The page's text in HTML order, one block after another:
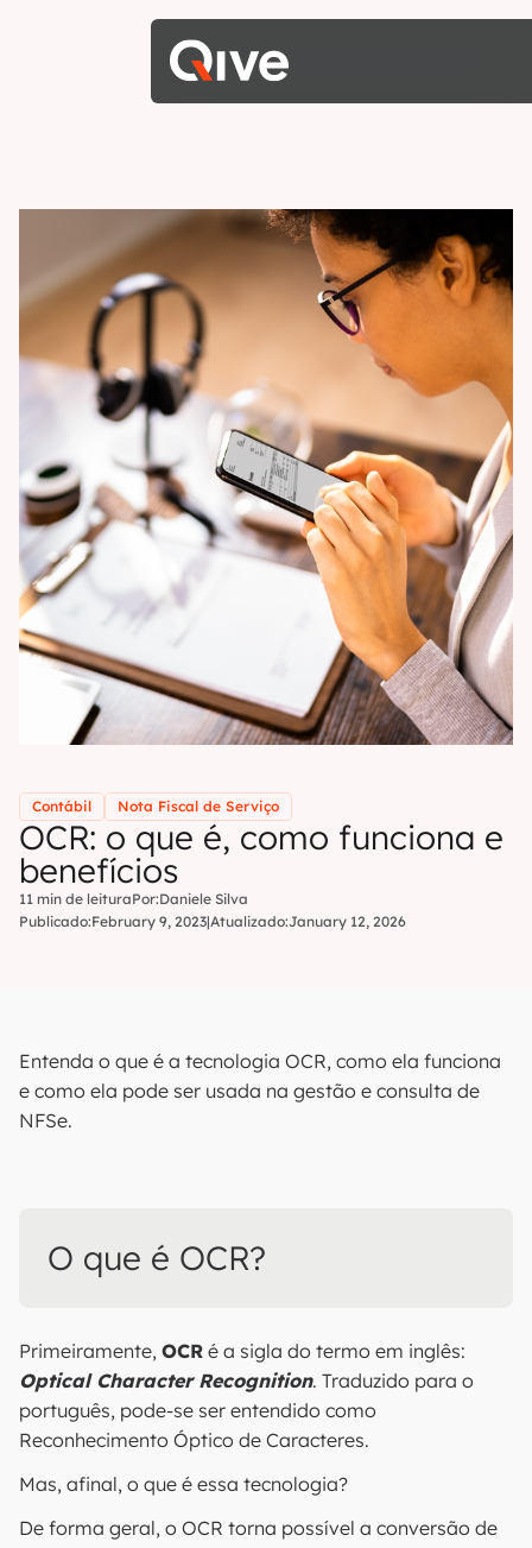
Contábil Nota Fiscal de Serviço
OCR: o que é, como funciona e
benefícios
11 min de leituraPor:Daniele Silva
Publicado:February 9, 2023|Atualizado:January 12, 2026
Entenda o que é a tecnologia OCR, como ela funciona
e como ela pode ser usada na gestão e consulta de
NFSe.
O que é OCR?
Primeiramente, OCR é a sigla do termo em inglês:
Optical Character Recognition. Traduzido para o
português, pode-se ser entendido como
Reconhecimento Óptico de Caracteres.
Mas, afinal, o que é essa tecnologia?
De forma geral, o OCR torna possível a conversão de